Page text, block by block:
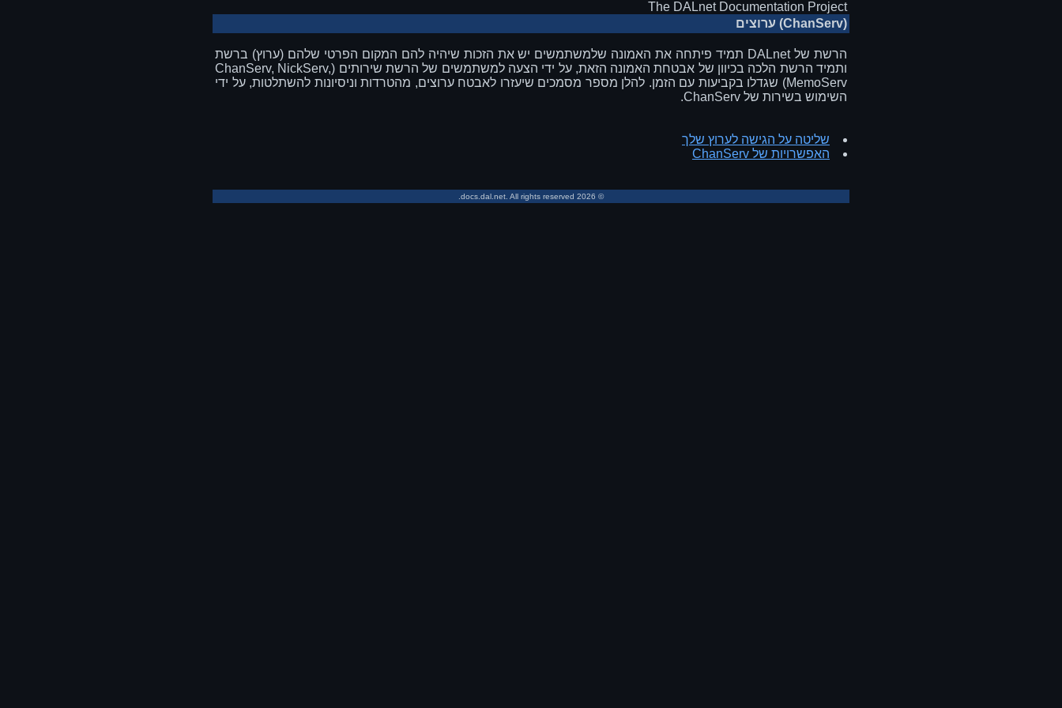
The DALnet Documentation Project
(ChanServ) ערוצים
הרשת של DALnet תמיד פיתחה את האמונה שלמשתמשים יש את הזכות שיהיה להם המקום הפרטי שלהם (ערוץ) ברשת
ותמיד הרשת הלכה בכיוון של אבטחת האמונה הזאת, על ידי הצעה למשתמשים של הרשת שירותים (ChanServ, NickServ,
MemoServ) שגדלו בקביעות עם הזמן. להלן מספר מסמכים שיעזרו לאבטח ערוצים, מהטרדות וניסיונות להשתלטות, על ידי
השימוש בשירות של ChanServ.
שליטה על הגישה לערוץ שלך
האפשרויות של ChanServ
© 2026 docs.dal.net. All rights reserved.